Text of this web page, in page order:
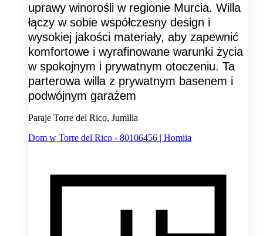
uprawy winorośli w regionie Murcia. Willa
łączy w sobie współczesny design i
wysokiej jakości materiały, aby zapewnić
komfortowe i wyrafinowane warunki życia
w spokojnym i prywatnym otoczeniu. Ta
parterowa willa z prywatnym basenem i
podwójnym garażem
Paraje Torre del Rico, Jumilla
Dom w Torre del Rico - 80106456 | Homiia